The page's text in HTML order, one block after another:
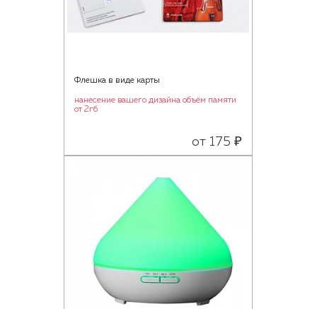
Флешка в виде карты
нанесение вашего дизайна объём памяти
от 2гб
от 175 ₽